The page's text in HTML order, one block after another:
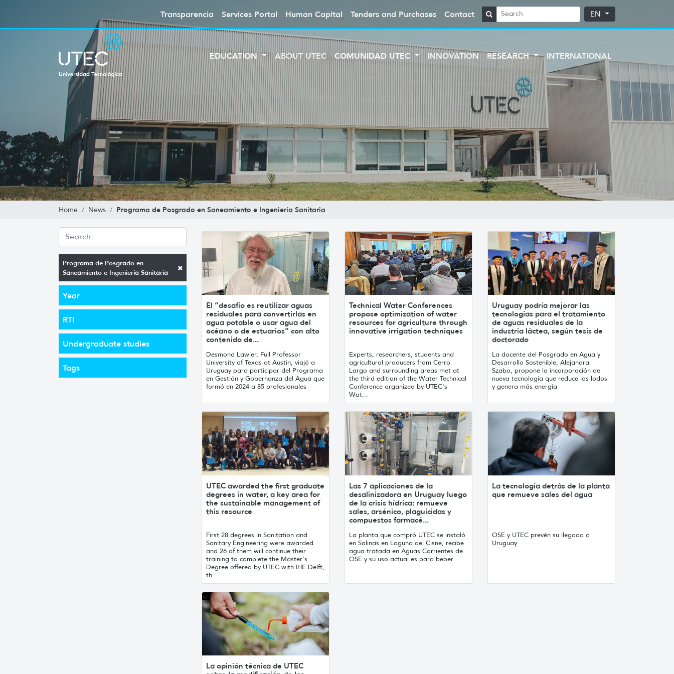
Transparencia Services Portal Human Capital Tenders and Purchases Contact EN
EDUCATION ABOUT UTEC COMUNIDAD UTEC INNOVATION RESEARCH INTERNATIONAL
Home News Programa de Posgrado en Saneamiento e Ingeniería Sanitaria
Programa de Posgrado en
Saneamiento e Ingeniería Sanitaria
Year
RTI
Undergraduate studies
Tags
El “desafío es reutilizar aguas
residuales para convertirlas en
agua potable o usar agua del
océano o de estuarios” con alto
contenido de...
Desmond Lawler, Full Professor
University of Texas at Austin, viajó a
Uruguay para participar del Programa
en Gestión y Gobernanza del Agua que
formó en 2024 a 85 profesionales
Technical Water Conferences
propose optimization of water
resources for agriculture through
innovative irrigation techniques
Experts, researchers, students and
agricultural producers from Cerro
Largo and surrounding areas met at
the third edition of the Water Technical
Conference organized by UTEC's
Wat...
Uruguay podría mejorar las
tecnologías para el tratamiento
de aguas residuales de la
industria láctea, según tesis de
doctorado
La docente del Posgrado en Agua y
Desarrollo Sostenible, Alejandra
Szabo, propone la incorporación de
nueva tecnología que reduce los lodos
y genera más energía
UTEC awarded the first graduate
degrees in water, a key area for
the sustainable management of
this resource
First 28 degrees in Sanitation and
Sanitary Engineering were awarded
and 26 of them will continue their
training to complete the Master's
Degree offered by UTEC with IHE Delft,
th...
Las 7 aplicaciones de la
desalinizadora en Uruguay luego
de la crisis hídrica: remueve
sales, arsénico, plaguicidas y
compuestos farmacé...
La planta que compró UTEC se instaló
en Salinas en Laguna del Cisne, recibe
agua tratada en Aguas Corrientes de
OSE y su uso actual es para beber
La tecnología detrás de la planta
que remueve sales del agua
OSE y UTEC prevén su llegada a
Uruguay
La opinión técnica de UTEC